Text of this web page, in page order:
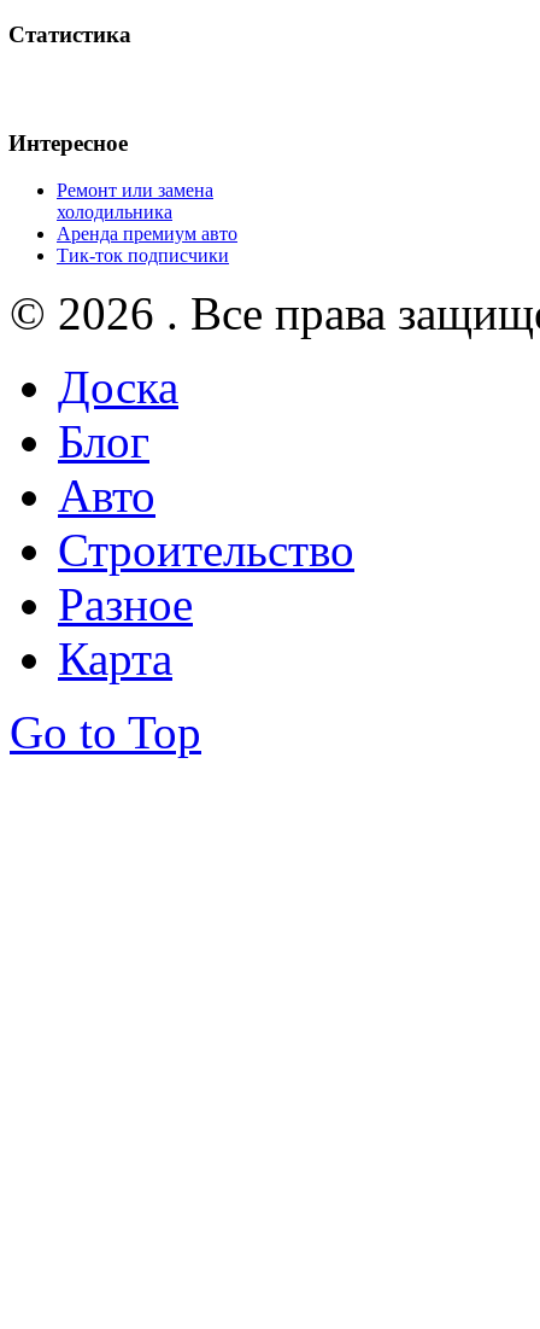
Статистика
Интересное
Ремонт или замена
холодильника
Аренда премиум авто
Тик-ток подписчики
© 2026 . Все права
Доска
Блог
Авто
Строительство
Разное
Карта
Go to Top